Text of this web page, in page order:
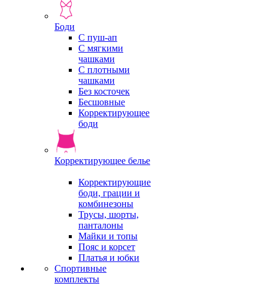
Боди
С пуш-ап
С мягкими
чашками
С плотными
чашками
Без косточек
Бесшовные
Корректирующее
боди
Корректирующее белье
Корректирующие
боди, грации и
комбинезоны
Трусы, шорты,
панталоны
Майки и топы
Пояс и корсет
Платья и юбки
Спортивные
комплекты